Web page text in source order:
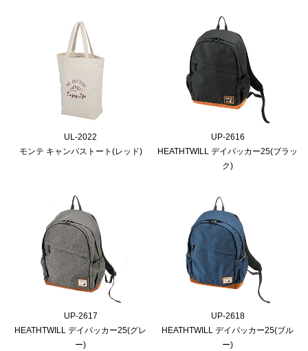
UL-2022
モンテ キャンパストート(レッド)
UP-2616
HEATHTWILL デイパッカー25(ブラッ
ク)
UP-2617
HEATHTWILL デイパッカー25(グレ
ー)
UP-2618
HEATHTWILL デイパッカー25(ブル
ー)